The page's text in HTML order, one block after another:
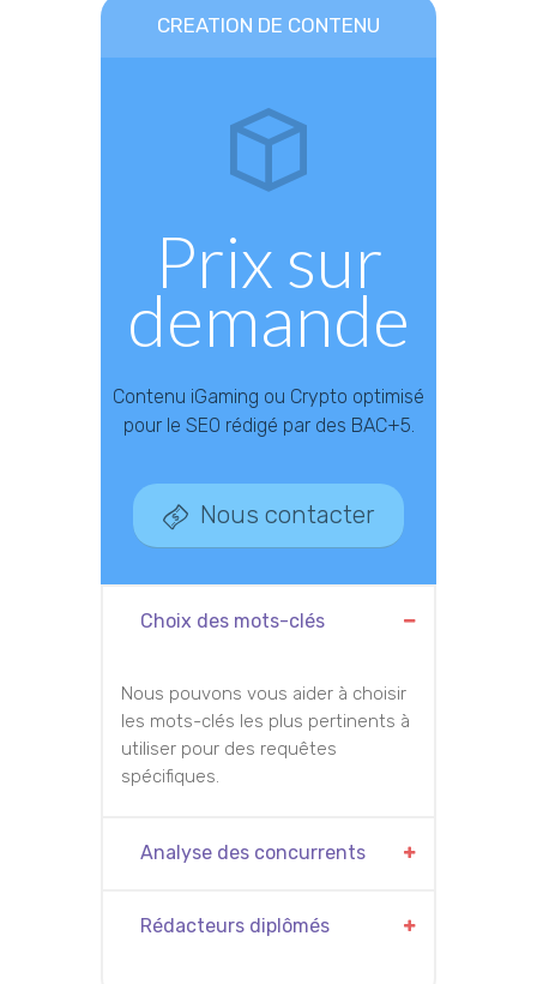
CREATION DE CONTENU
Prix sur
demande
Contenu iGaming ou Crypto optimisé
pour le SEO rédigé par des BAC+5.
Nous contacter
Choix des mots-clés
Nous pouvons vous aider à choisir
les mots-clés les plus pertinents à
utiliser pour des requêtes
spécifiques.
Analyse des concurrents
Rédacteurs diplômés